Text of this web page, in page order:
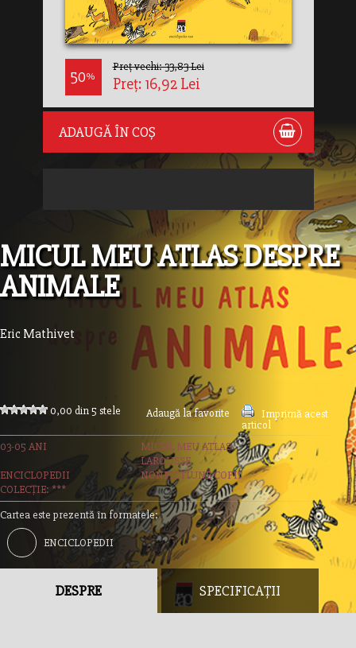
50%
Preț vechi: 33,83 Lei
Preț: 16,92 Lei
ADAUGĂ ÎN COȘ
MICUL MEU ATLAS DESPRE
ANIMALE
Eric Mathivet
0,00 din 5 stele Adaugă la favorite
Imprimă acest
articol
03-05 ANI
MICUL MEU ATLAS
LAROUSSE
ENCICLOPEDII
NONFICTIUNE COPII
COLECȚIE: ***
Cartea este prezentă în formatele:
ENCICLOPEDII
DESPRE SPECIFICAȚII